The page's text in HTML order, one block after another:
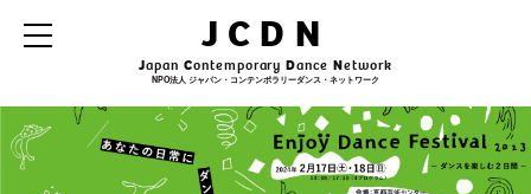
JCDN
Japan ContemporaryDanceNetwork
NPO法人 ジャパン・コンテンポラリーダンス・ネットワーク